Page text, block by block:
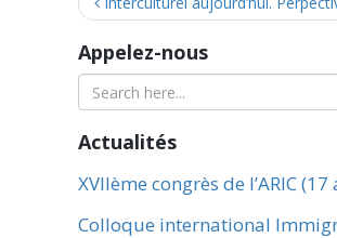
Appelez-nous
Actualités
XVIIème congrès de l’ARIC
Colloque international